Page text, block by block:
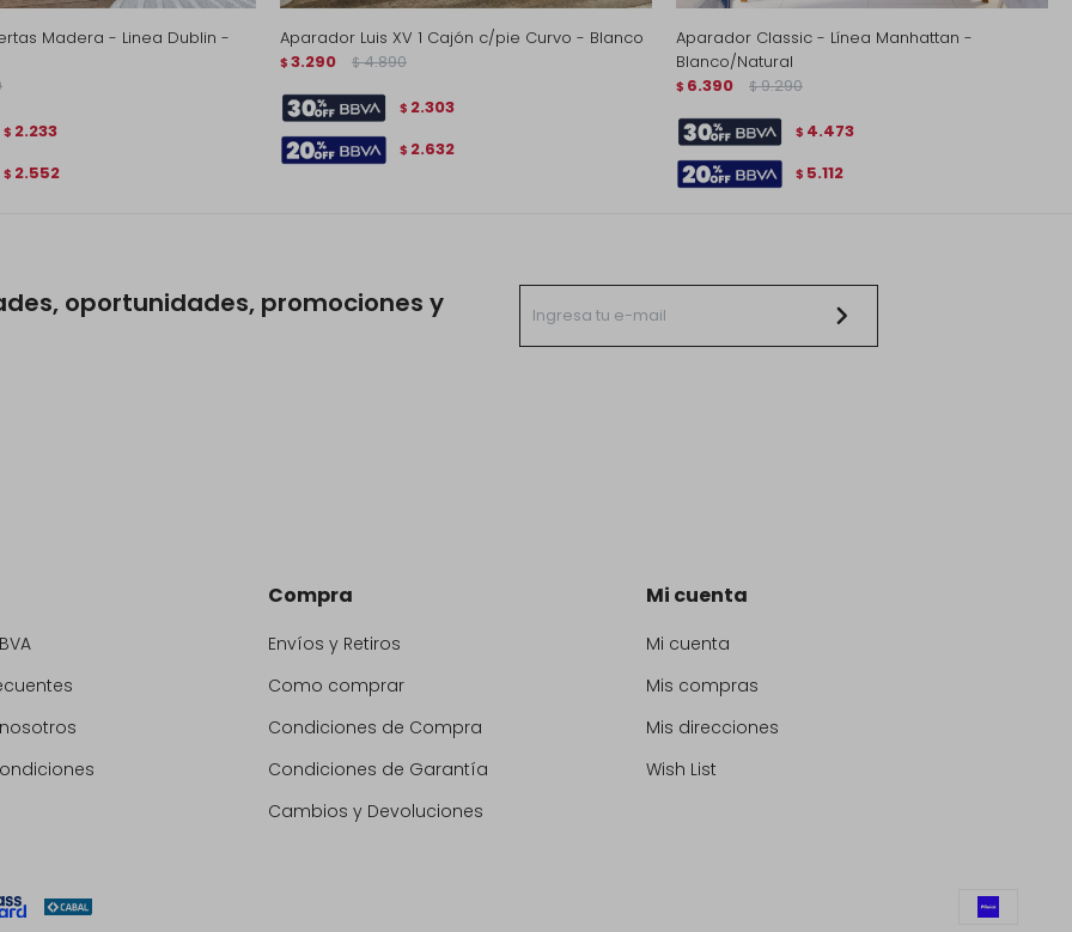
Madera - Linea Dublin -
$ 2.233
$ 2.552
Aparador Luis XV 1 Cajón c/pie Curvo - Blanco
$ 3.290 $ 4.890
$ 2.303
$ 2.632
Aparador Classic - Línea Manhattan -
Blanco/Natural
$ 6.390 $ 9.290
$ 4.473
$ 5.112
oportunidades, promociones y
Compra
Envíos y Retiros
Como comprar
Condiciones de Compra
Condiciones de Garantía
Cambios y Devoluciones
Mi cuenta
Mi cuenta
Mis compras
Mis direcciones
Wish List